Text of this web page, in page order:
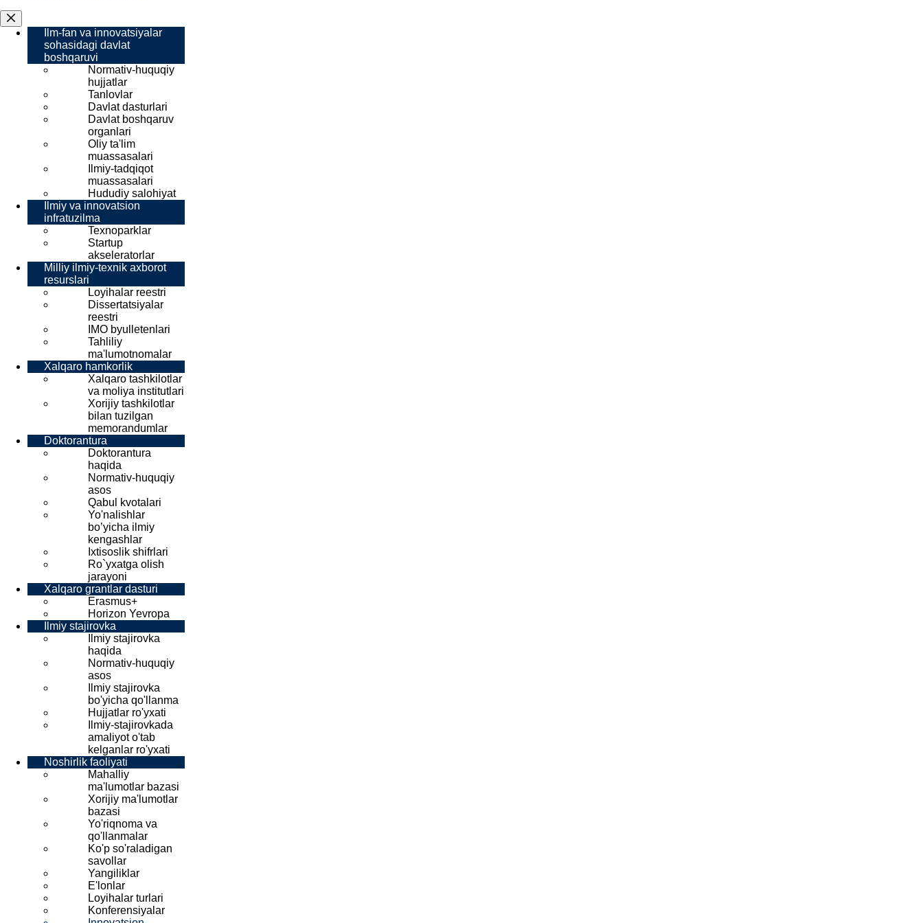
Ilm-fan va innovatsiyalar
sohasidagi davlat
boshqaruvi
Normativ-huquqiy
hujjatlar
Tanlovlar
Davlat dasturlari
Davlat boshqaruv
organlari
Oliy ta'lim
muassasalari
Ilmiy-tadqiqot
muassasalari
Hududiy salohiyat
Ilmiy va innovatsion
infratuzilma
Texnoparklar
Startup
akseleratorlar
Milliy ilmiy-texnik axborot
resurslari
Loyihalar reestri
Dissertatsiyalar
reestri
IMO byulletenlari
Tahliliy
ma'lumotnomalar
Xalqaro hamkorlik
Xalqaro tashkilotlar
va moliya institutlari
Xorijiy tashkilotlar
bilan tuzilgan
memorandumlar
Doktorantura
Doktorantura
haqida
Normativ-huquqiy
asos
Qabul kvotalari
Yo'nalishlar
bo’yicha ilmiy
kengashlar
Ixtisoslik shifrlari
Ro`yxatga olish
jarayoni
Xalqaro grantlar dasturi
Erasmus+
Horizon Yevropa
Ilmiy stajirovka
Ilmiy stajirovka
haqida
Normativ-huquqiy
asos
Ilmiy stajirovka
bo'yicha qo'llanma
Hujjatlar ro'yxati
Ilmiy-stajirovkada
amaliyot o'tab
kelganlar ro'yxati
Noshirlik faoliyati
Mahalliy
ma'lumotlar bazasi
Xorijiy ma'lumotlar
bazasi
Yo'riqnoma va
qo'llanmalar
Ko'p so'raladigan
savollar
Yangiliklar
E'lonlar
Loyihalar turlari
Konferensiyalar